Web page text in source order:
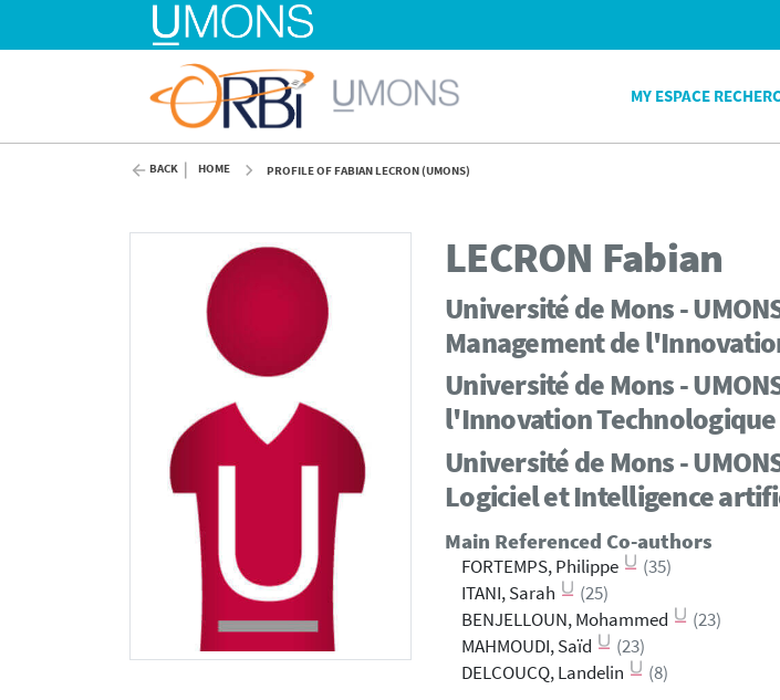
MY ESPACE
BACK HOME PROFILE OF FABIAN LECRON (UMONS)
LECRON Fabian
Université de Mons -
Management de
Université de Mons -
l'Innovation Technologique
Université de Mons -
Logiciel et Intelligence
Main Referenced Co-authors
FORTEMPS, Philippe
(35)
ITANI, Sarah
(25)
BENJELLOUN, Mohammed
(23)
MAHMOUDI, Saïd
(23)
DELCOUCQ, Landelin
(8)